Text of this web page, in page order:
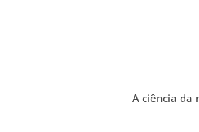
A ciência da